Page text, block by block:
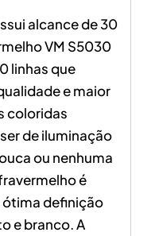
alcance de 30
VM S5030
linhas que
e maior
coloridas
de iluminação
ou nenhuma
é
ótima definição
e branco. A